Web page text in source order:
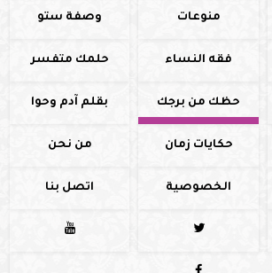
منوعات وصفة ستو
فقه النساء حلمك متفسر
حظك من برجك بقلم آدم وحوا
حكايات زمان من نحن
الخصوصية اتصل بنا

